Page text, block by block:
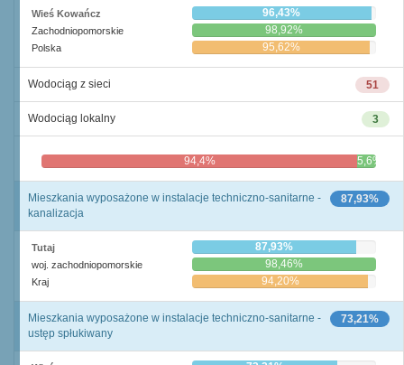
Wieś Kowańcz 96,43%
Zachodniopomorskie 98,92%
Polska 95,62%
51
Wodociąg z sieci
3
Wodociąg lokalny
94,4% 5,6%
87,93%
Mieszkania wyposażone w instalacje techniczno-sanitarne -
kanalizacja
Tutaj 87,93%
woj. zachodniopomorskie 98,46%
Kraj 94,20%
73,21%
Mieszkania wyposażone w instalacje techniczno-sanitarne -
ustęp spłukiwany